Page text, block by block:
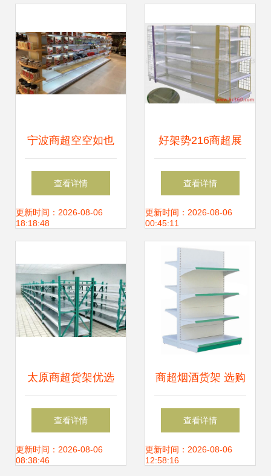
宁波商超空空如也
货架惊艳与消费困
局的真实解读
查看详情
更新时间：2026-08-06
18:18:48
好架势216商超展
示货架 打造高效陈
列与视觉营销新标
杆
查看详情
更新时间：2026-08-06
00:45:11
太原商超货架优选
迪雀美家俱，厂家
直销打造高效空间
查看详情
更新时间：2026-08-06
08:38:46
商超烟酒货架 选购
指南、价格因素与
供应解决方案（第
查看详情
更新时间：2026-08-06
12:58:16